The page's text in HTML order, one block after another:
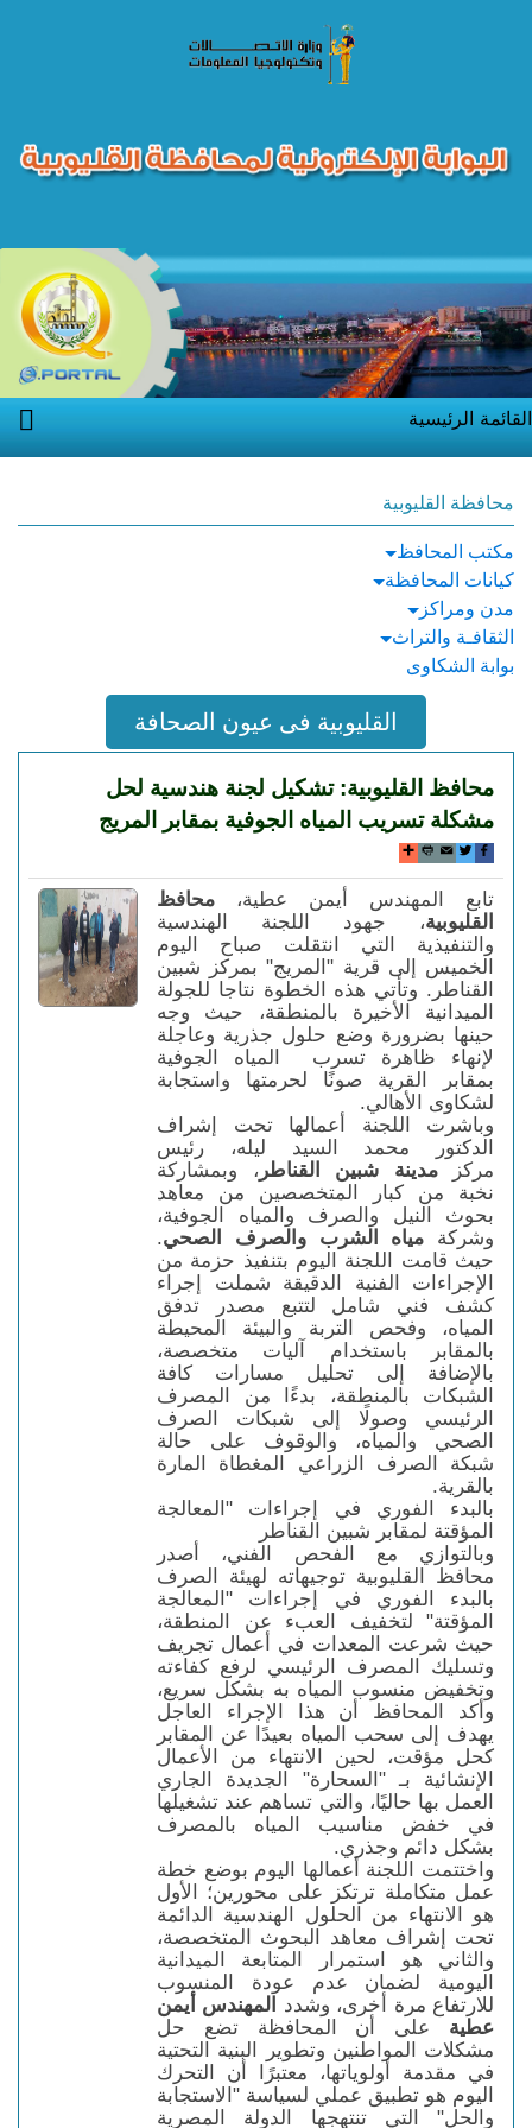
القائمة الرئيسية
محافظة القليوبية
مكتب المحافظ
كيانات المحافظة
مدن ومراكز
الثقافـة والتراث
بوابة الشكاوى
القليوبية فى عيون الصحافة
محافظ القليوبية: تشكيل لجنة هندسية لحل
مشكلة تسريب المياه الجوفية بمقابر المريج
تابع المهندس أيمن عطية، محافظ
القليوبية، جهود اللجنة الهندسية
والتنفيذية التي انتقلت صباح اليوم
الخميس إلى قرية "المريج" بمركز شبين
القناطر. وتأتي هذه الخطوة نتاجا للجولة
الميدانية الأخيرة بالمنطقة، حيث وجه
حينها بضرورة وضع حلول جذرية وعاجلة
لإنهاء ظاهرة تسرب المياه الجوفية
بمقابر القرية صونًا لحرمتها واستجابة
لشكاوى الأهالي.
وباشرت اللجنة أعمالها تحت إشراف
الدكتور محمد السيد ليله، رئيس
مركزمدينة شبين القناطر ، وبمشاركة
نخبة من كبار المتخصصين من معاهد
بحوث النيل والصرف والمياه الجوفية،
وشركة مياه الشرب والصرف الصحي.
حيث قامت اللجنة اليوم بتنفيذ حزمة من
الإجراءات الفنية الدقيقة شملت إجراء
كشف فني شامل لتتبع مصدر تدفق
المياه، وفحص التربة والبيئة المحيطة
بالمقابر باستخدام آليات متخصصة،
بالإضافة إلى تحليل مسارات كافة
الشبكات بالمنطقة، بدءًا من المصرف
الرئيسي وصولًا إلى شبكات الصرف
الصحي والمياه، والوقوف على حالة
شبكة الصرف الزراعي المغطاة المارة
بالقرية.
بالبدء الفوري في إجراءات "المعالجة
المؤقتة لمقابر شبين القناطر
وبالتوازي مع الفحص الفني، أصدر
محافظ القليوبية توجيهاته لهيئة الصرف
بالبدء الفوري في إجراءات "المعالجة
المؤقتة" لتخفيف العبء عن المنطقة،
حيث شرعت المعدات في أعمال تجريف
وتسليك المصرف الرئيسي لرفع كفاءته
وتخفيض منسوب المياه به بشكل سريع،
وأكد المحافظ أن هذا الإجراء العاجل
يهدف إلى سحب المياه بعيدًا عن المقابر
كحل مؤقت، لحين الانتهاء من الأعمال
الإنشائية بـ "السحارة" الجديدة الجاري
العمل بها حاليًا، والتي تساهم عند تشغيلها
في خفض مناسيب المياه بالمصرف
بشكل دائم وجذري.
واختتمت اللجنة أعمالها اليوم بوضع خطة
عمل متكاملة ترتكز على محورين؛ الأول
هو الانتهاء من الحلول الهندسية الدائمة
تحت إشراف معاهد البحوث المتخصصة،
والثاني هو استمرار المتابعة الميدانية
اليومية لضمان عدم عودة المنسوب
للارتفاع مرة أخرى، وشدد المهندس أيمن
عطية على أن المحافظة تضع حل
مشكلات المواطنين وتطوير البنية التحتية
في مقدمة أولوياتها، معتبرًا أن التحرك
اليوم هو تطبيق عملي لسياسة "الاستجابة
والحل" التي تنتهجها الدولة المصرية